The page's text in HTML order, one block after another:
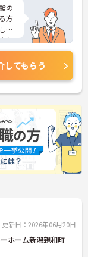
の
方
っ
し
面
してもらう
更新日：2026年06月20日
ホーム新潟親和町